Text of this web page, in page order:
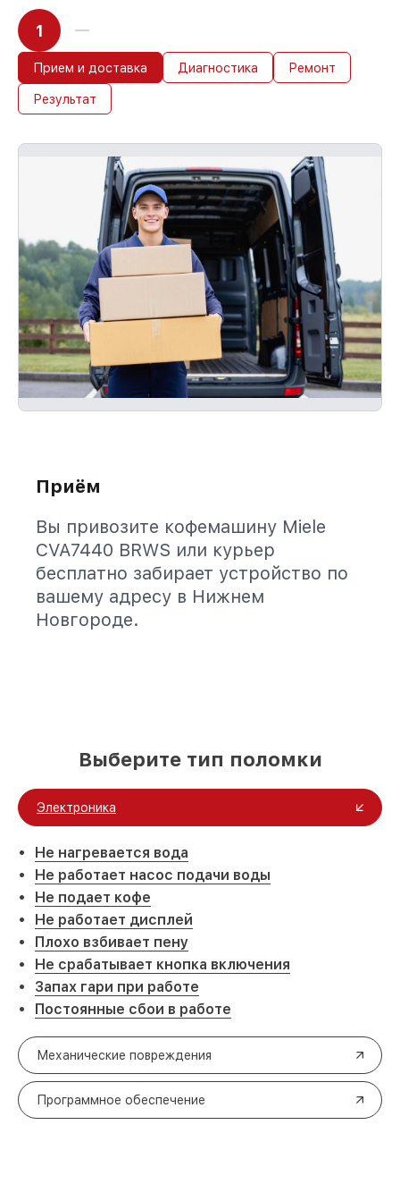
1
Прием и доставка Диагностика Ремонт
Результат
Приём
Вы привозите кофемашину Miele
CVA7440 BRWS или курьер
бесплатно забирает устройство по
вашему адресу в Нижнем
Новгороде.
Выберите тип поломки
Электроника
Не нагревается вода
Не работает насос подачи воды
Не подает кофе
Не работает дисплей
Плохо взбивает пену
Не срабатывает кнопка включения
Запах гари при работе
Постоянные сбои в работе
Механические повреждения
Программное обеспечение